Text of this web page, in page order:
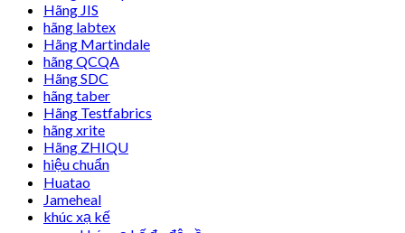
Hãng JIS
hãng labtex
Hãng Martindale
hãng QCQA
Hãng SDC
hãng taber
Hãng Testfabrics
hãng xrite
Hãng ZHIQU
hiệu chuẩn
Huatao
Jameheal
khúc xạ kế